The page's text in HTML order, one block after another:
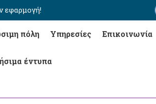
εφαρμογή!
πόλη Υπηρεσίες Επικοινωνία
έντυπα